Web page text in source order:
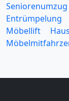
Seniorenumzug
Entrümpelung
Möbellift